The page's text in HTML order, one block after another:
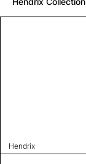
Hendrix